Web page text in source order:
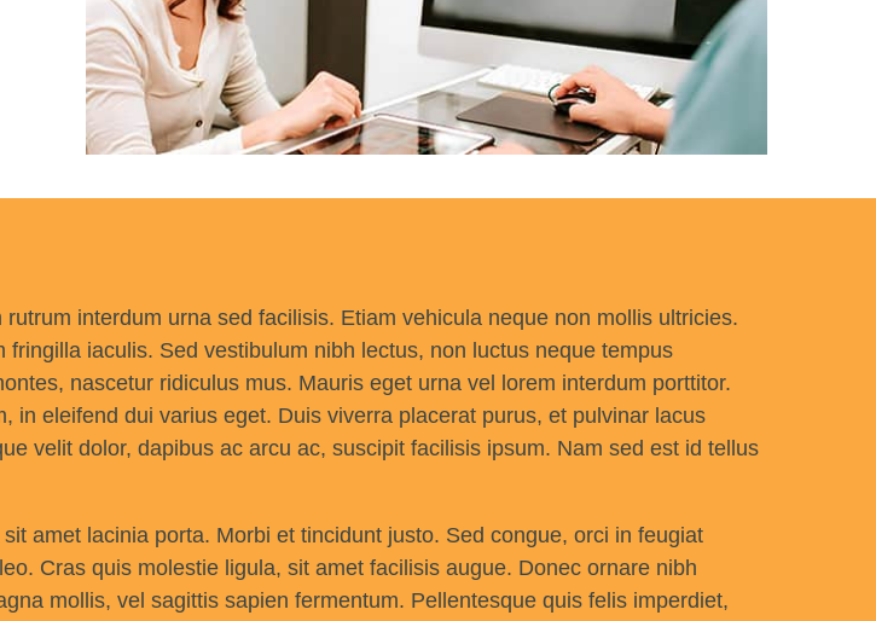
interdum urna sed facilisis. Etiam vehicula neque non mollis ultricies.
iaculis. Sed vestibulum nibh lectus, non luctus neque tempus
nascetur ridiculus mus. Mauris eget urna vel lorem interdum porttitor.
in eleifend dui varius eget. Duis viverra placerat purus, et pulvinar lacus
velit dolor, dapibus ac arcu ac, suscipit facilisis ipsum. Nam sed est id tellus
amet lacinia porta. Morbi et tincidunt justo. Sed congue, orci in feugiat
Cras quis molestie ligula, sit amet facilisis augue. Donec ornare nibh
mollis, vel sagittis sapien fermentum. Pellentesque quis felis imperdiet,